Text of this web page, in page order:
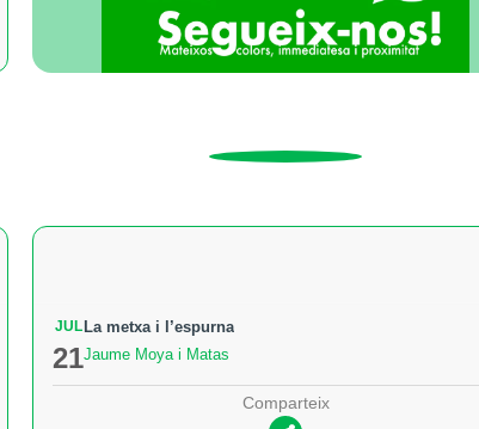
JUL
21
La metxa i l’espurna
Jaume Moya i Matas
Comparteix